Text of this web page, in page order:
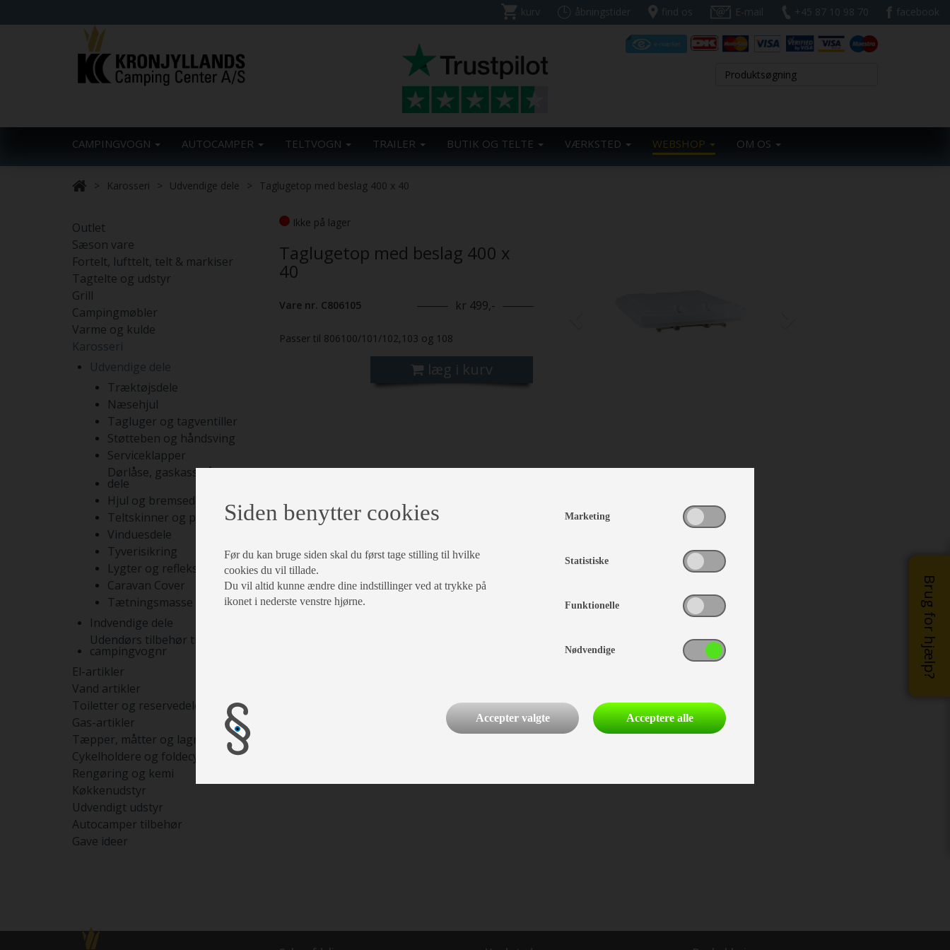
kurv åbningstider find os E-mail +45 87 10 98 70 facebook
CAMPINGVOGN AUTOCAMPER TELTVOGN TRAILER BUTIK OG TELTE VÆRKSTED WEBSHOP OM OS
Brug for hjælp?
Karosseri Udvendige dele Taglugetop med beslag 400 x 40
Outlet
Sæson vare
Fortelt, lufttelt, telt & markiser
Tagtelte og udstyr
Grill
Campingmøbler
Varme og kulde
Karosseri
Udvendige dele
Træktøjsdele
Næsehjul
Tagluger og tagventiller
Støtteben og håndsving
Serviceklapper
Dørlåse, gaskasselåse og
dele
Hjul og bremsedele
Teltskinner og pyntelister
Vinduesdele
Tyverisikring
Lygter og reflekser
Caravan Cover
Tætningsmasse og lim
Indvendige dele
Udendørs tilbehør til
campingvognr
El-artikler
Vand artikler
Toiletter og reservedele
Gas-artikler
Tæpper, måtter og lagner
Cykelholdere og foldecykler
Rengøring og kemi
Køkkenudstyr
Udvendigt udstyr
Autocamper tilbehør
Gave ideer
Ikke på lager
Taglugetop med beslag 400 x
40
Vare nr. C806105 kr 499,-
Passer til 806100/101/102,103 og 108
læg i kurv
Siden benytter cookies
Før du kan bruge siden skal du først tage stilling til hvilke
cookies du vil tillade.
Du vil altid kunne ændre dine indstillinger ved at trykke på
ikonet i nederste venstre hjørne.
Marketing
Statistiske
Funktionelle
Nødvendige
Accepter valgte Acceptere alle